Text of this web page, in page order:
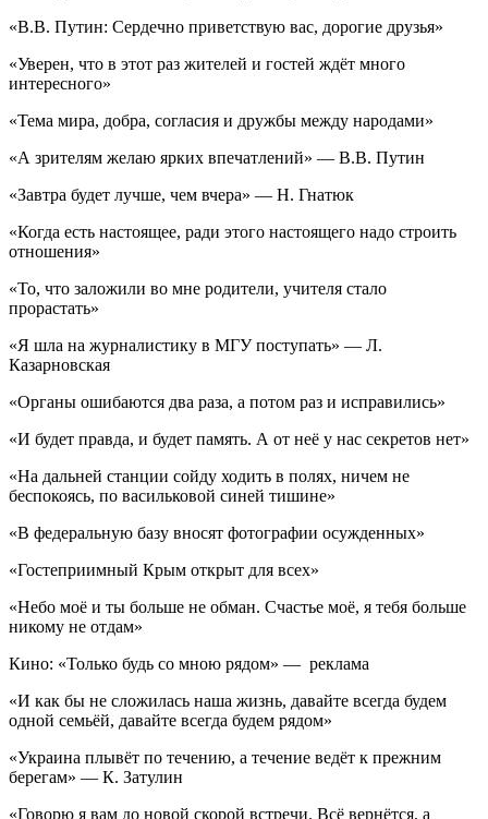
«В.В. Путин: Сердечно приветствую вас, дорогие друзья»
«Уверен, что в этот раз жителей и гостей ждёт много
интересного»
«Тема мира, добра, согласия и дружбы между народами»
«А зрителям желаю ярких впечатлений» — В.В. Путин
«Завтра будет лучше, чем вчера» — Н. Гнатюк
«Когда есть настоящее, ради этого настоящего надо строить
отношения»
«То, что заложили во мне родители, учителя стало
прорастать»
«Я шла на журналистику в МГУ поступать» — Л.
Казарновская
«Органы ошибаются два раза, а потом раз и исправились»
«И будет правда, и будет память. А от неё у нас секретов нет»
«На дальней станции сойду ходить в полях, ничем не
беспокоясь, по васильковой синей тишине»
«В федеральную базу вносят фотографии осужденных»
«Гостеприимный Крым открыт для всех»
«Небо моё и ты больше не обман. Счастье моё, я тебя больше
никому не отдам»
Кино: «Только будь со мною рядом» — реклама
«И как бы не сложилась наша жизнь, давайте всегда будем
одной семьёй, давайте всегда будем рядом»
«Украина плывёт по течению, а течение ведёт к прежним
берегам» — К. Затулин
«Говорю я вам до новой скорой встречи. Всё вернётся, а